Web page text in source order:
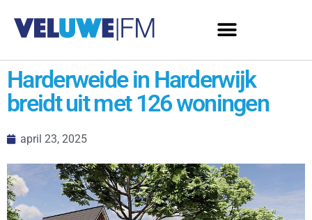
Harderweide in Harderwijk
breidt uit met 126 woningen
april 23, 2025